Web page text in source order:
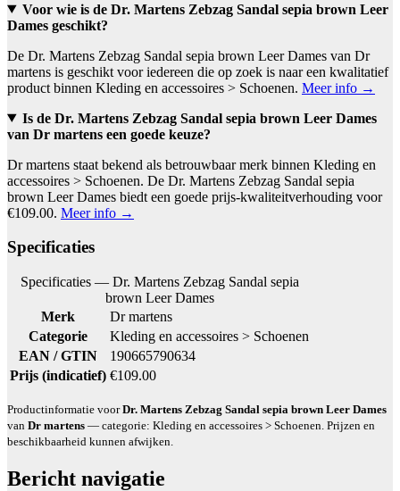
Voor wie is de Dr. Martens Zebzag Sandal sepia brown Leer
Dames geschikt?
De Dr. Martens Zebzag Sandal sepia brown Leer Dames van Dr
martens is geschikt voor iedereen die op zoek is naar een kwalitatief
product binnen Kleding en accessoires > Schoenen. Meer info →
Is de Dr. Martens Zebzag Sandal sepia brown Leer Dames
van Dr martens een goede keuze?
Dr martens staat bekend als betrouwbaar merk binnen Kleding en
accessoires > Schoenen. De Dr. Martens Zebzag Sandal sepia
brown Leer Dames biedt een goede prijs-kwaliteitverhouding voor
€109.00. Meer info →
Specificaties
Specificaties — Dr. Martens Zebzag Sandal sepia
brown Leer Dames
Merk
Dr martens
Categorie
Kleding en accessoires > Schoenen
EAN / GTIN
190665790634
Prijs (indicatief) €109.00
Productinformatie voorDr. Martens Zebzag Sandal sepia brown Leer Dames
van Dr martens — categorie: Kleding en accessoires > Schoenen. Prijzen en
beschikbaarheid kunnen afwijken.
Bericht navigatie